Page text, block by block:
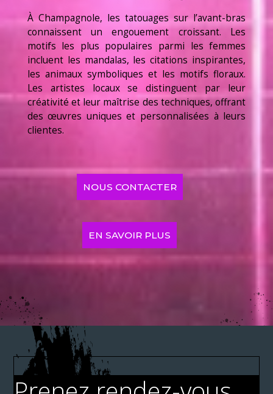
À Champagnole, les tatouages sur l’avant-bras
connaissent un engouement croissant. Les
motifs les plus populaires parmi les femmes
incluent les mandalas, les citations inspirantes,
les animaux symboliques et les motifs floraux.
Les artistes locaux se distinguent par leur
créativité et leur maîtrise des techniques, offrant
des œuvres uniques et personnalisées à leurs
clientes.
NOUS CONTACTER
EN SAVOIR PLUS